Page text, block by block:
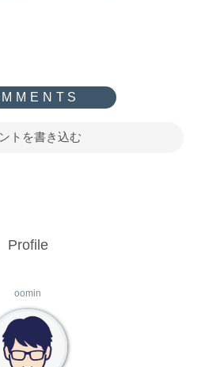
トを書き込む
Profile
oomin